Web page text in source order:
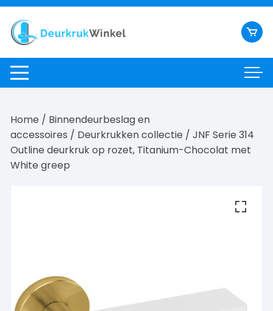
Ga
naar
inhoud
Home / Binnendeurbeslag en
accessoires / Deurkrukken collectie / JNF Serie 314
Outline deurkruk op rozet, Titanium-Chocolat met
White greep